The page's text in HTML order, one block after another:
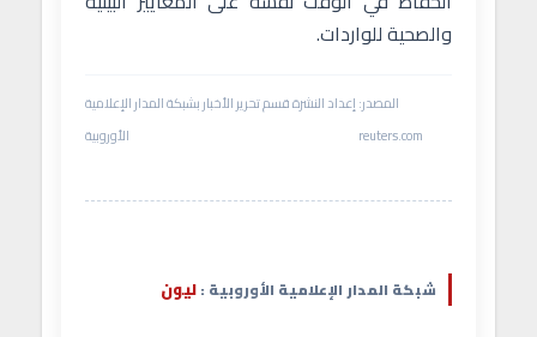
والصحية للواردات.
المصدر:
reuters.com
إعداد النشرة قسم تحرير الأخبار بشبكة المدار الإعلامية
الأوروبية
شبكة المدار الإعلامية الأوروبية :ليون